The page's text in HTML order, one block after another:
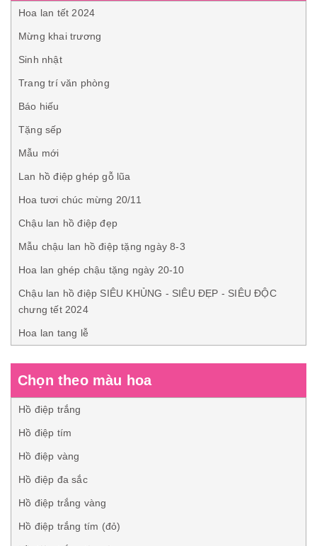
Hoa lan tết 2024
Mừng khai trương
Sinh nhật
Trang trí văn phòng
Báo hiếu
Tặng sếp
Mẫu mới
Lan hồ điệp ghép gỗ lũa
Hoa tươi chúc mừng 20/11
Chậu lan hồ điệp đẹp
Mẫu chậu lan hồ điệp tặng ngày 8-3
Hoa lan ghép chậu tặng ngày 20-10
Chậu lan hồ điệp SIÊU KHỦNG - SIÊU ĐẸP - SIÊU ĐỘC
chưng tết 2024
Hoa lan tang lễ
Chọn theo màu hoa
Hồ điệp trắng
Hồ điệp tím
Hồ điệp vàng
Hồ điệp đa sắc
Hồ điệp trắng vàng
Hồ điệp trắng tím (đỏ)